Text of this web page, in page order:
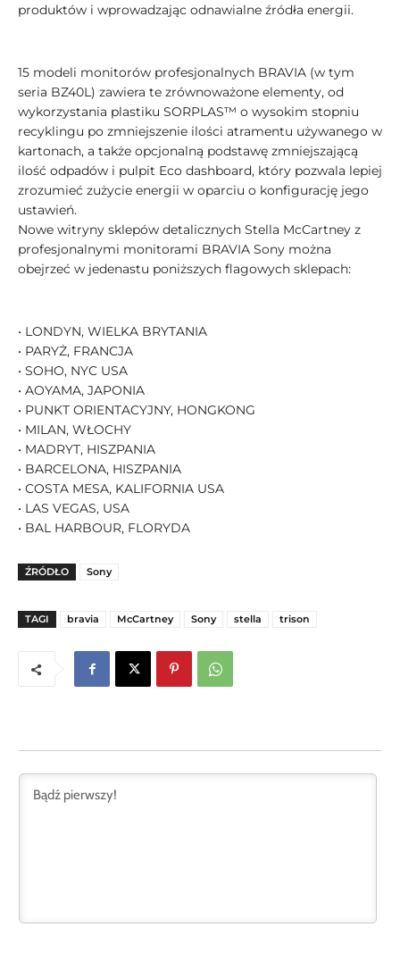
produktów i wprowadzając odnawialne źródła energii.
15 modeli monitorów profesjonalnych BRAVIA (w tym
seria BZ40L) zawiera te zrównoważone elementy, od
wykorzystania plastiku SORPLAS™ o wysokim stopniu
recyklingu po zmniejszenie ilości atramentu używanego w
kartonach, a także opcjonalną podstawę zmniejszającą
ilość odpadów i pulpit Eco dashboard, który pozwala lepiej
zrozumieć zużycie energii w oparciu o konfigurację jego
ustawień.
Nowe witryny sklepów detalicznych Stella McCartney z
profesjonalnymi monitorami BRAVIA Sony można
obejrzeć w jedenastu poniższych flagowych sklepach:
• LONDYN, WIELKA BRYTANIA
• PARYŻ, FRANCJA
• SOHO, NYC USA
• AOYAMA, JAPONIA
• PUNKT ORIENTACYJNY, HONGKONG
• MILAN, WŁOCHY
• MADRYT, HISZPANIA
• BARCELONA, HISZPANIA
• COSTA MESA, KALIFORNIA USA
• LAS VEGAS, USA
• BAL HARBOUR, FLORYDA
ŹRÓDŁO Sony
TAGI bravia McCartney Sony stella trison